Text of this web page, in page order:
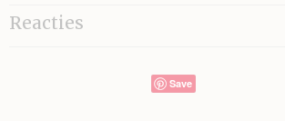
Reacties
Save